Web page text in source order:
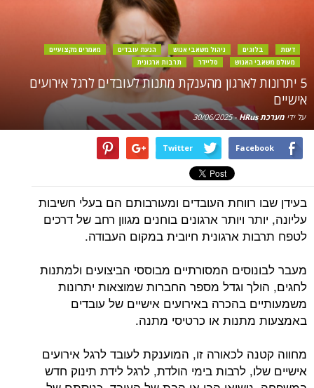
דעות בלוגים ניהול משאבי אנוש הנעת עובדים
מאמרים מקצועיים
מעולם משאבי האנוש
סליידר תרבות ארגונית
5 יתרונות לארגון מהענקת מתנות לעובדים לרגל אירועים
אישיים
על ידי מערכת HRus -
30/06/2025
Facebook
Twitter
בעידן שבו רווחת העובדים ומעורבותם הם בעלי חשיבות
עליונה, יותר ויותר ארגונים בוחנים מגוון רחב של דרכים
לטפח תרבות ארגונית חיובית במקום העבודה.
מעבר לבונוסים המסורתיים מבוססי הביצועים ולמתנות
לחגים, הולך וגדל מספר החברות שמוצאות יתרונות
משמעותיים בהכרה באירועים אישיים של עובדים
באמצעות מתנות או כרטיסי מתנה.
מחווה קטנה לכאורה זו, המוענקת לעובד לרגל אירועים
אישיים שלו, לרבות בימי הולדת, לרגל לידת תינוק חדש